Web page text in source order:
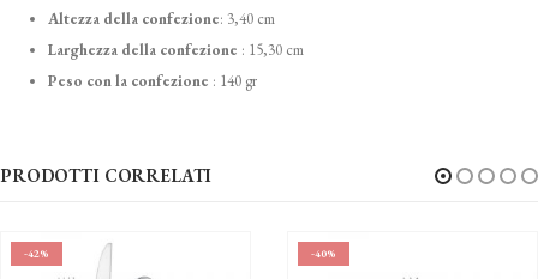
Altezza della confezione: 3,40 cm
Larghezza della confezione : 15,30 cm
Peso con la confezione : 140 gr
PRODOTTI CORRELATI